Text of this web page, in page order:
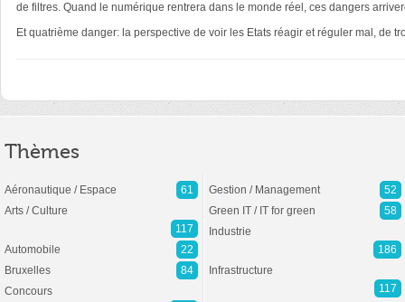
de filtres. Quand le numérique rentrera dans le monde réel, ces dangers
Et quatrième danger: la perspective de voir les Etats réagir et réguler mal, de
Thèmes
Aéronautique / Espace
61
Arts / Culture
117
Automobile
22
Bruxelles
84
Concours
Gestion / Management
52
Green IT / IT for green
58
Industrie
186
Infrastructure
117